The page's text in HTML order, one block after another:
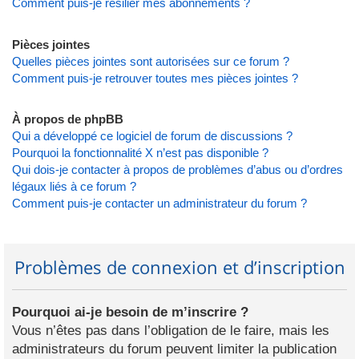
Pièces jointes
Quelles pièces jointes sont autorisées sur ce forum ?
Comment puis-je retrouver toutes mes pièces jointes ?
À propos de phpBB
Qui a développé ce logiciel de forum de discussions ?
Pourquoi la fonctionnalité X n’est pas disponible ?
Qui dois-je contacter à propos de problèmes d’abus ou d’ordres
légaux liés à ce forum ?
Comment puis-je contacter un administrateur du forum ?
Problèmes de connexion et d’inscription
Pourquoi ai-je besoin de m’inscrire ?
Vous n’êtes pas dans l’obligation de le faire, mais les
administrateurs du forum peuvent limiter la publication